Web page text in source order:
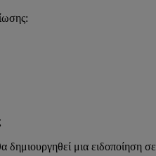
δημιουργηθεί μια ειδοποίηση